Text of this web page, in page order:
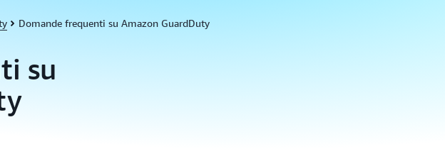
Domande frequenti su Amazon GuardDuty
su